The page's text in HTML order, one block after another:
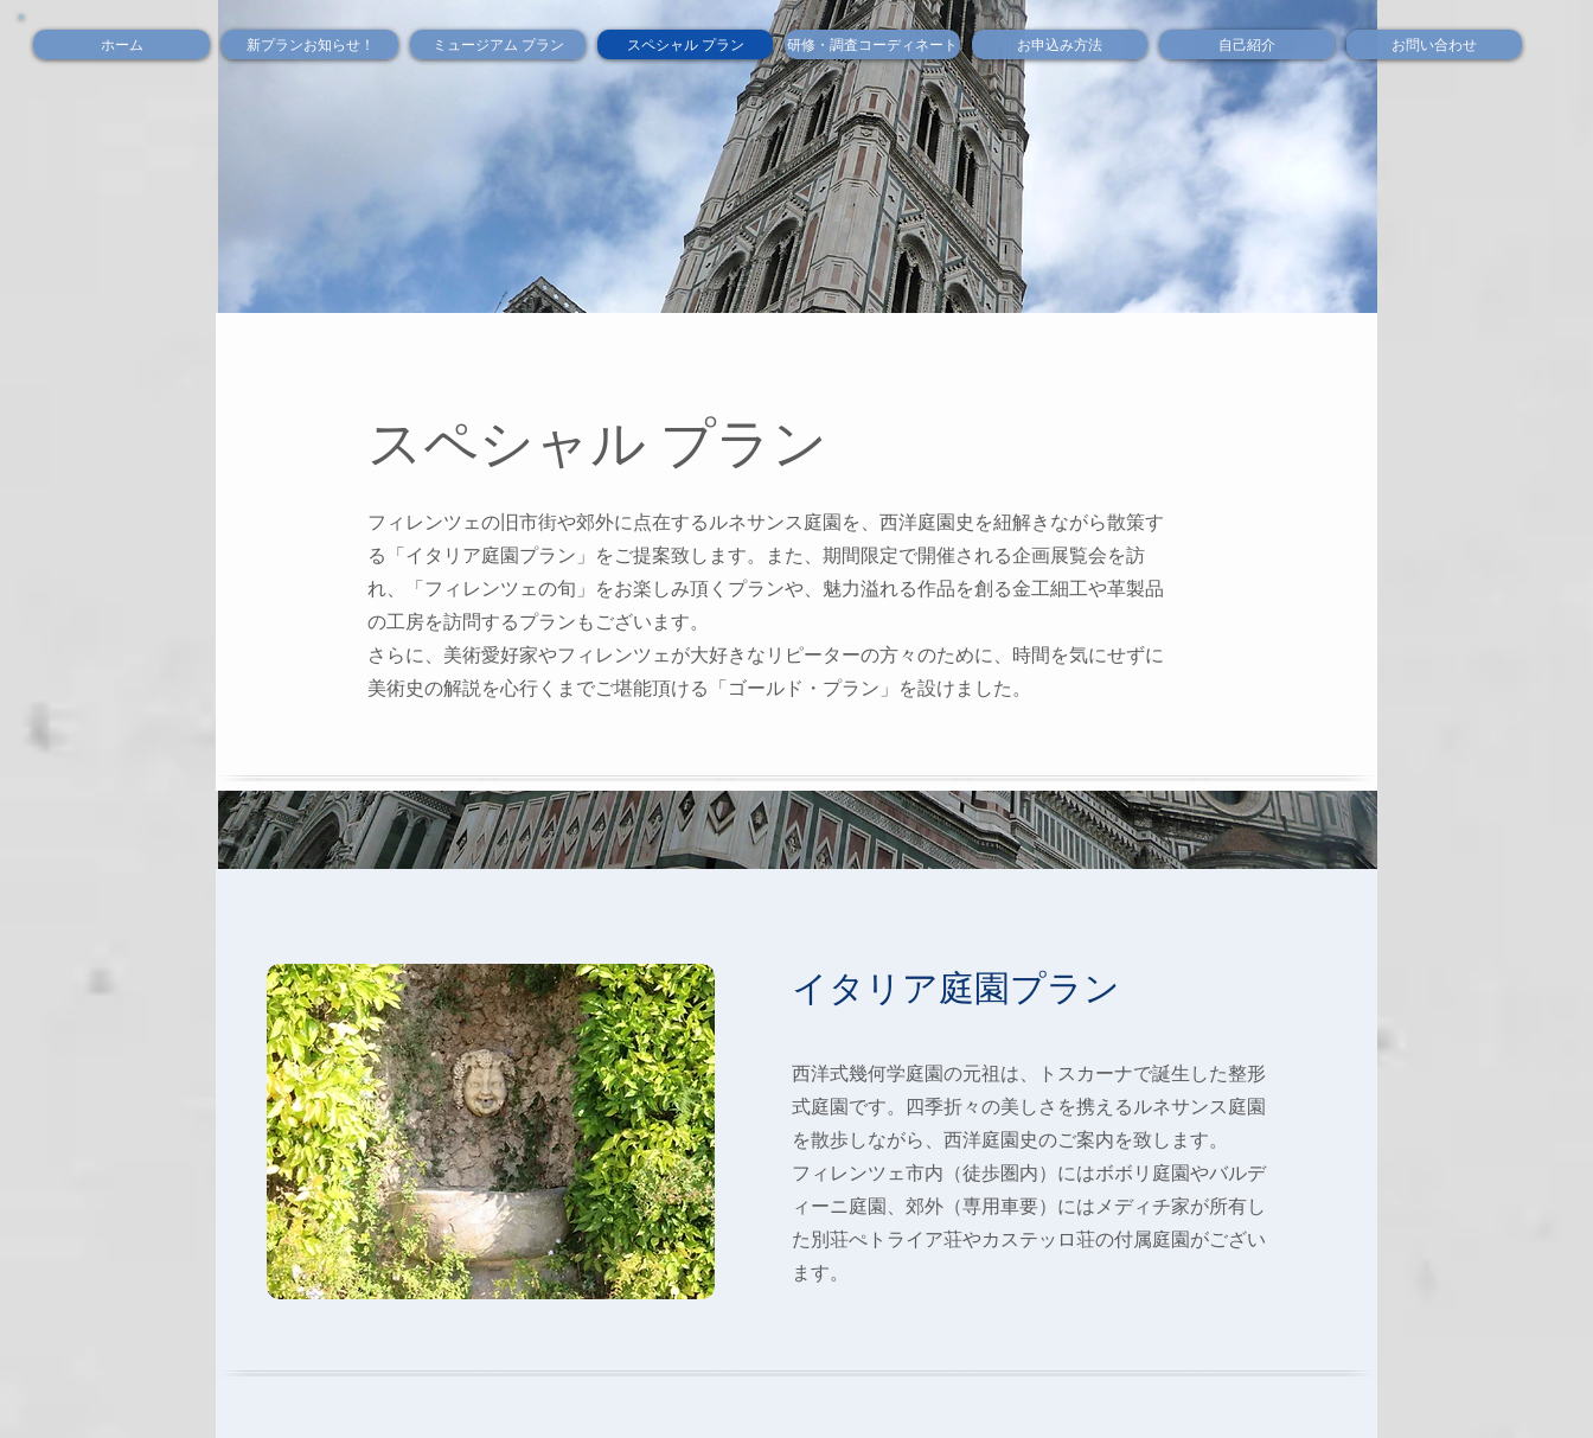
ホーム 新プランお知らせ！ ミュージアム プラン スペシャル プラン 研修・調査コーディネート お申込み方法 自己紹介 お問い合わせ
スペシャル プラン
フィレンツェの旧市街や郊外に点在するルネサンス庭園を、西洋庭園史を紐解きながら散策す
る「イタリア庭園プラン」をご提案致します。また、期間限定で開催される企画展覧会を訪
れ、「フィレンツェの旬」をお楽しみ頂くプランや、 魅力溢れる作品を創る金工細工や革製品
の工房を訪問するプランもございます。
さらに、美術愛好家やフィレンツェが大好きなリピーターの方々のために、時間を気にせずに
美術史の解説を心行くまでご堪能頂ける「ゴールド・プラン」を設けました。
イタリア庭園プラン
西洋式幾何学庭園の元祖は、トスカーナで誕生した整形
式庭園です。四季折々の美しさを携えるルネサンス庭園
を散歩しながら、西洋庭園史のご案内を致します。
​フィレンツェ市内（徒歩圏内）にはボボリ庭園やバルデ
ィーニ庭園、郊外（専用車要）にはメディチ家が所有し
た別荘ぺトライア荘やカステッロ荘の付属庭園がござい
ます。